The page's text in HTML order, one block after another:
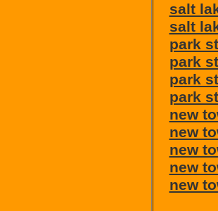
salt
salt
park
park
park
park
new
new
new
new
new